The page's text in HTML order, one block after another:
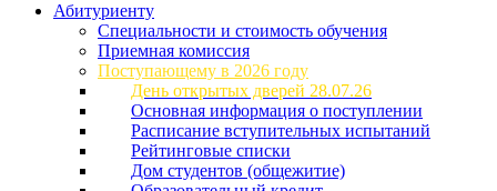
Абитуриенту
Специальности и стоимость обучения
Приемная комиссия
Поступающему в 2026 году
День открытых дверей 28.07.26
Основная информация о поступлении
Расписание вступительных испытаний
Рейтинговые списки
Дом студентов (общежитие)